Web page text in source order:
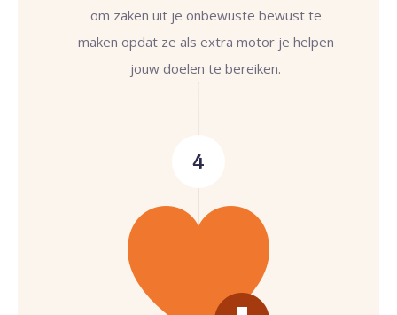
om zaken uit je onbewuste bewust te
maken opdat ze als extra motor je helpen
jouw doelen te bereiken.
4